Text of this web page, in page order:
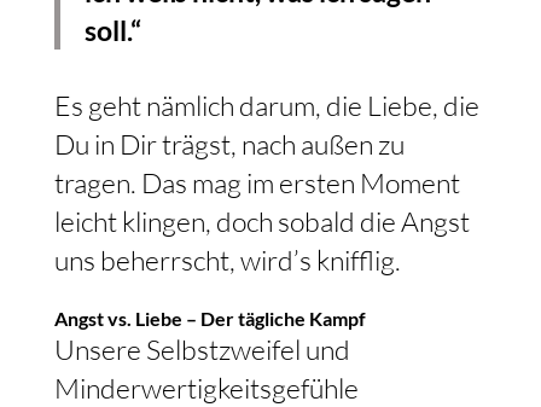
soll.“
Es geht nämlich darum, die Liebe, die
Du in Dir trägst, nach außen zu
tragen. Das mag im ersten Moment
leicht klingen, doch sobald die Angst
uns beherrscht, wird’s knifflig.
Angst vs. Liebe – Der tägliche Kampf
Unsere Selbstzweifel und
Minderwertigkeitsgefühle